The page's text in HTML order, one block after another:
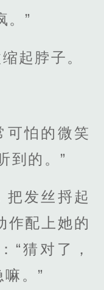
。”
起脖子。
可怕的微笑
到的。”
把发丝捋起
作配上她的
“猜对了，
。”